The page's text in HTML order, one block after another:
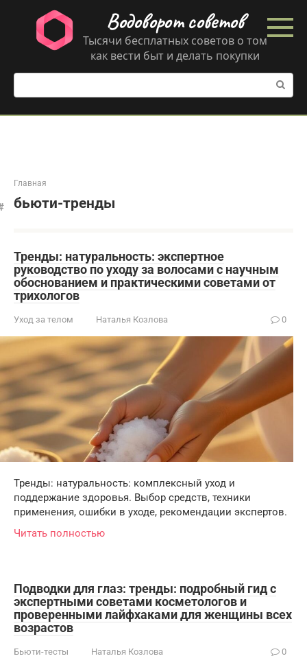
контенту
Водоворот советов
Тысячи бесплатных советов о том
как вести быт и делать покупки
Поиск:
Главная
бьюти-тренды
Тренды: натуральность: экспертное
руководство по уходу за волосами с научным
обоснованием и практическими советами от
трихологов
Уход за телом Наталья Козлова 0
Тренды: натуральность: комплексный уход и
поддержание здоровья. Выбор средств, техники
применения, ошибки в уходе, рекомендации экспертов.
Читать полностью
Подводки для глаз: тренды: подробный гид с
экспертными советами косметологов и
проверенными лайфхаками для женщины всех
возрастов
Бьюти-тесты Наталья Козлова 0